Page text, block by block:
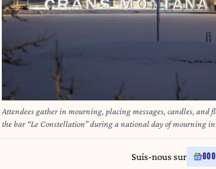
Attendees gather in mourning, placing messages, candles, and
the bar “Le Constellation” during a national day of mourning
2026, in tribute to the victims of the fire that ravaged the bar on
and injuring 116 others, most of them teenagers. All of
mourning on January 9 for the dozens of mostly teenagers
Suis-nous sur